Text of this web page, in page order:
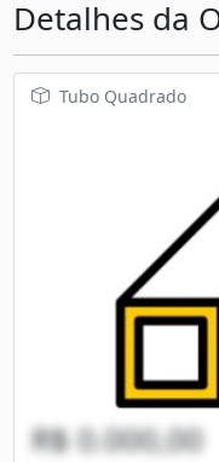
Detalhes da
Tubo Quadrado
R$ 0.000,00